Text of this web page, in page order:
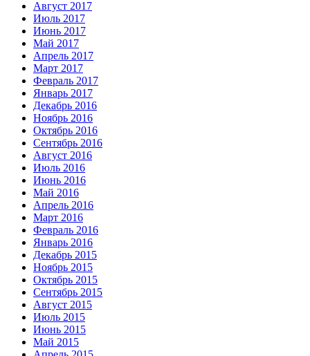
Август 2017
Июль 2017
Июнь 2017
Май 2017
Апрель 2017
Март 2017
Февраль 2017
Январь 2017
Декабрь 2016
Ноябрь 2016
Октябрь 2016
Сентябрь 2016
Август 2016
Июль 2016
Июнь 2016
Май 2016
Апрель 2016
Март 2016
Февраль 2016
Январь 2016
Декабрь 2015
Ноябрь 2015
Октябрь 2015
Сентябрь 2015
Август 2015
Июль 2015
Июнь 2015
Май 2015